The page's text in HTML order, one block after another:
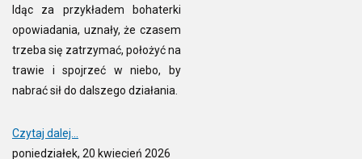
Idąc za przykładem bohaterki
opowiadania, uznały, że czasem
trzeba się zatrzymać, położyć na
trawie i spojrzeć w niebo, by
nabrać sił do dalszego działania.
Czytaj dalej...
poniedziałek, 20 kwiecień 2026